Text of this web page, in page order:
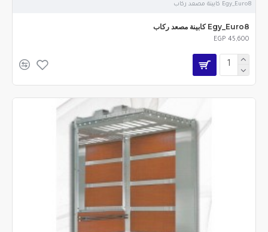
Egy_Euro8 كابينة مصعد ركاب
Egy_Euro8 كابينة مصعد ركاب
EGP 45,600